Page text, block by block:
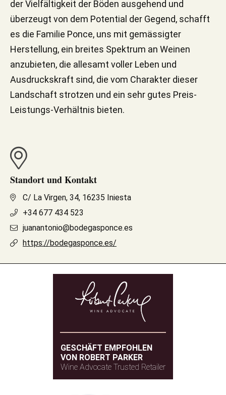
der Vielfältigkeit der Böden ausgehend und
überzeugt von dem Potential der Gegend, schafft
es die Familie Ponce, uns mit gemässigter
Herstellung, ein breites Spektrum an Weinen
anzubieten, die allesamt voller Leben und
Ausdruckskraft sind, die vom Charakter dieser
Landschaft strotzen und ein sehr gutes Preis-
Leistungs-Verhältnis bieten.
Standort und Kontakt
C/ La Virgen, 34, 16235 Iniesta
+34 677 434 523
juanantonio@bodegasponce.es
https://bodegasponce.es/
GESCHÄFT EMPFOHLEN
VON ROBERT PARKER
Wine Advocate Trusted Retailer